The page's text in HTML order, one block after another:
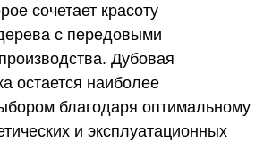
сочетает красоту
с передовыми
Дубовая
остается наиболее
благодаря оптимальному
и эксплуатационных